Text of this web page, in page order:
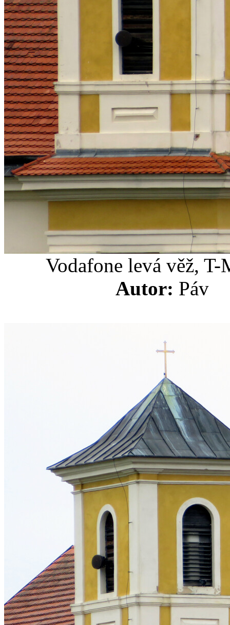
Vodafone levá věž,
Autor: